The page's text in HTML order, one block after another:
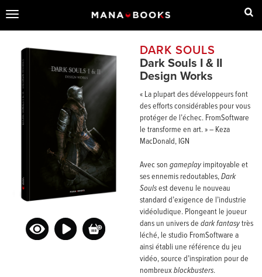
Toggle
navigation
DARK SOULS
Dark Souls I & II
Design Works
« La plupart des développeurs font
des efforts considérables pour vous
protéger de l’échec. FromSoftware
le transforme en art. » – Keza
MacDonald, IGN
Avec son gameplayimpitoyable et
ses ennemis redoutables,Dark
Soulsest devenu le nouveau
standard d’exigence de l’industrie
vidéoludique. Plongeant le joueur
dans un univers de dark fantasytrès
léché, le studio FromSoftware a
ainsi établi une référence du jeu
vidéo, source d’inspiration pour de
nombreuxblockbusters.